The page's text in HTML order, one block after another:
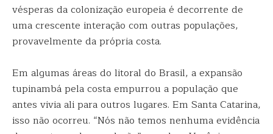
vésperas da colonização europeia é decorrente de
uma crescente interação com outras populações,
provavelmente da própria costa.
Em algumas áreas do litoral do Brasil, a expansão
tupinambá pela costa empurrou a população que
antes vivia ali para outros lugares. Em Santa Catarina,
isso não ocorreu. “Nós não temos nenhuma evidência